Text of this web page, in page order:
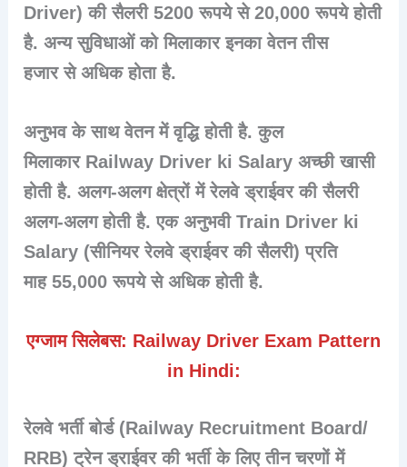
Driver) की सैलरी 5200 रूपये से 20,000 रूपये होती
है. अन्य सुविधाओं को मिलाकार इनका वेतनतीस
हजारसे अधिक होता है.
अनुभव के साथ वेतन में वृद्धि होती है. कुल
मिलाकार Railway Driver ki Salary अच्छी खासी
होती है. अलग-अलग क्षेत्रों में रेलवे ड्राईवर की सैलरी
अलग-अलग होती है. एक अनुभवी Train Driver ki
Salary (सीनियर रेलवे ड्राईवर की सैलरी) प्रति
माह 55,000 रूपये से अधिक होती है.
एग्जाम सिलेबस: Railway Driver Exam Pattern
in Hindi:
रेलवे भर्ती बोर्ड (Railway Recruitment Board/
RRB) ट्रेन ड्राईवर की भर्ती के लिए तीन चरणों में